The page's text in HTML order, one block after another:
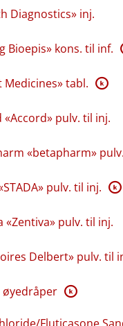
Diagnostics» inj.
Bioepis» kons. til inf.
Medicines» tabl. K
pulv. til inj.
«betapharm»
pulv. til inj. K
«Zentiva» pulv. til inj.
Delbert» pulv. til
øyedråper K